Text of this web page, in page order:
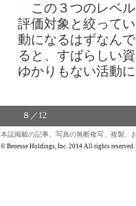
この３つのレベ
評価対象と絞って
動になるはずなん
ると、すばらしい
ゆかりもない活動
８／12
本誌掲載の記事、写真の無断複写、複製、
© Benesse Holdings, Inc. 2014 All rights reserved.